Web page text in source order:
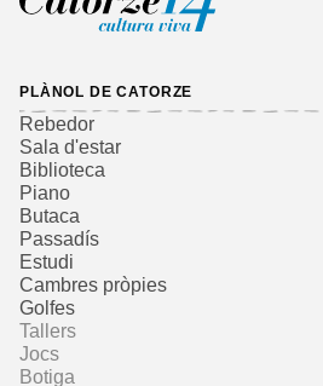
PLÀNOL DE CATORZE
Rebedor
Sala d'estar
Biblioteca
Piano
Butaca
Passadís
Estudi
Cambres pròpies
Golfes
Tallers
Jocs
Botiga